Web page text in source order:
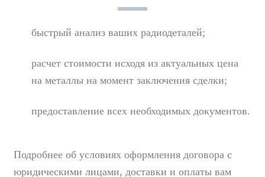
быстрый анализ ваших радиодеталей;
расчет стоимости исходя из актуальных цена
на металлы на момент заключения сделки;
предоставление всех необходимых документов.
Подробнее об условиях оформления договора с
юридическими лицами, доставки и оплаты вам